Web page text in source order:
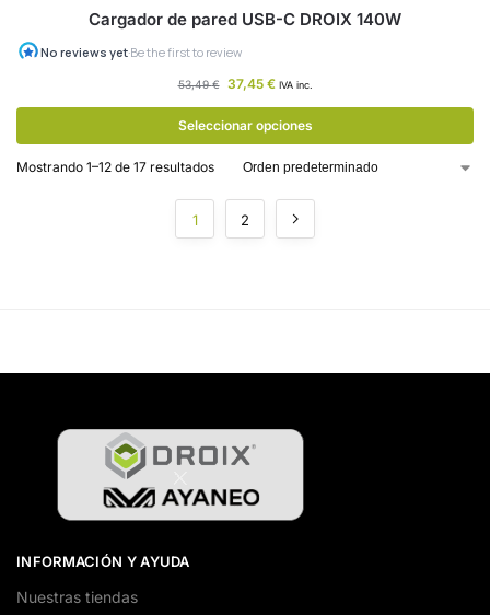
Cargador de pared USB-C DROIX 140W
53,49€ 37,45 € IVA inc.
Seleccionar opciones
Mostrando 1–12 de 17 resultados
1 2
INFORMACIÓN Y AYUDA
Nuestras tiendas